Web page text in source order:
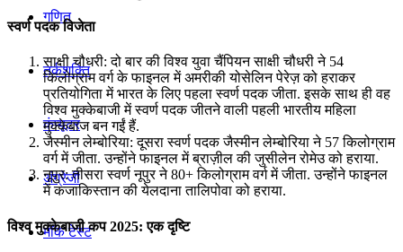
गणित
तर्कशक्ति
कंप्यूटर
अंग्रेजी
मॉक टेस्ट
स्वर्ण पदक विजेता
साक्षी चौधरी: दो बार की विश्व युवा चैंपियन साक्षी चौधरी ने 54
किलोग्राम वर्ग के फाइनल में अमरीकी योसेलिन पेरेज़ को हराकर
प्रतियोगिता में भारत के लिए पहला स्वर्ण पदक जीता. इसके साथ ही वह
विश्व मुक्केबाजी में स्वर्ण पदक जीतने वाली पहली भारतीय महिला
मुक्केबाज बन गईं हैं.
जैस्मीन लेम्बोरिया: दूसरा स्वर्ण पदक जैस्मीन लेम्बोरिया ने 57 किलोग्राम
वर्ग में जीता. उन्होंने फाइनल में ब्राज़ील की जुसीलेन रोमेउ को हराया.
नूपुर: तीसरा स्वर्ण नूपुर ने 80+ किलोग्राम वर्ग में जीता. उन्होंने फाइनल
में कजाकिस्तान की येलदाना तालिपोवा को हराया.
विश्व मुक्केबाजी कप 2025: एक दृष्टि